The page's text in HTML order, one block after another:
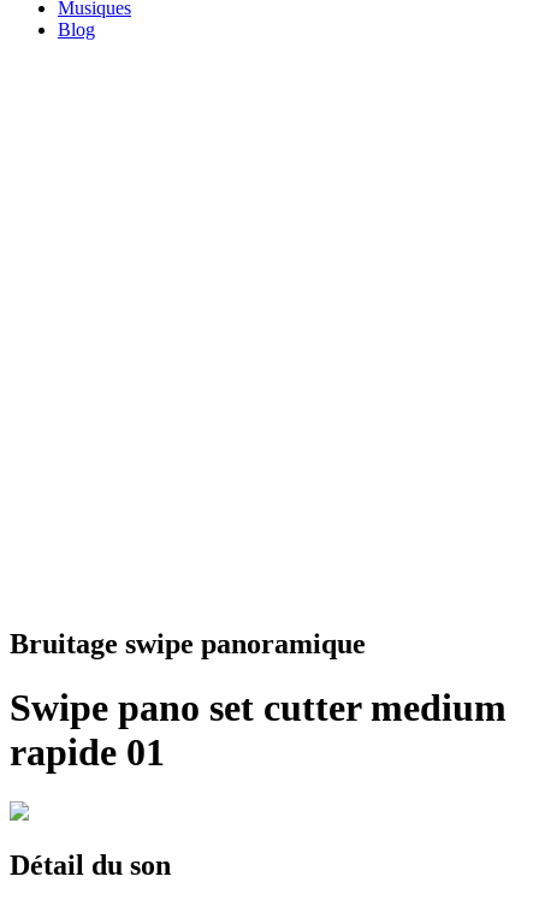
Musiques
Blog
Bruitage swipe panoramique
Swipe pano set cutter medium
rapide 01
Détail du son